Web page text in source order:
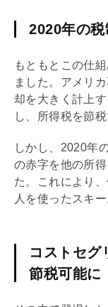
2020年の
もともとこの仕
ました。アメリ
却を大きく計上
し、所得税を節
しかし、2020年
の赤字を他の所
た。これにより
人を使ったスキ
コストセグ
節税可能に